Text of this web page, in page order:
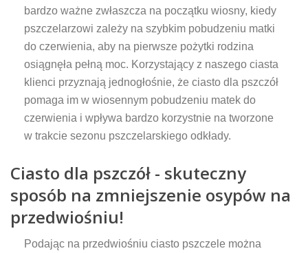
bardzo ważne zwłaszcza na początku wiosny, kiedy
pszczelarzowi zależy na szybkim pobudzeniu matki
do czerwienia, aby na pierwsze pożytki rodzina
osiągnęła pełną moc. Korzystający z naszego ciasta
klienci przyznają jednogłośnie, że ciasto dla pszczół
pomaga im w wiosennym pobudzeniu matek do
czerwienia i wpływa bardzo korzystnie na tworzone
w trakcie sezonu pszczelarskiego odkłady.
Ciasto dla pszczół - skuteczny
sposób na zmniejszenie osypów na
przedwiośniu!
Podając na przedwiośniu ciasto pszczele można